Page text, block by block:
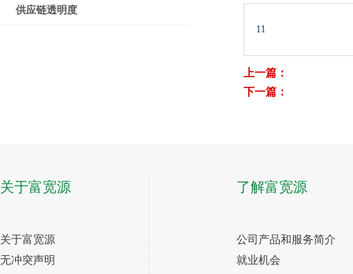
供应链透明度
11
上一篇：
下一篇：
关于富宽源
关于富宽源
无冲突声明
了解富宽源
公司产品和服务简介
就业机会